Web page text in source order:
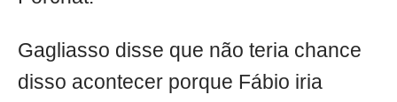
Gagliasso disse que não teria chance
disso acontecer porque Fábio iria